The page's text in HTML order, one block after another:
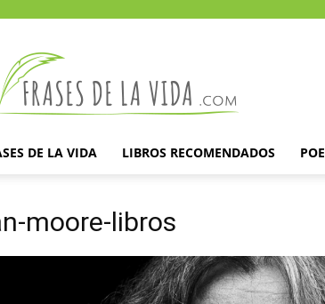
la
vida
DE LA VIDA LIBROS RECOMENDADOS
moore-libros